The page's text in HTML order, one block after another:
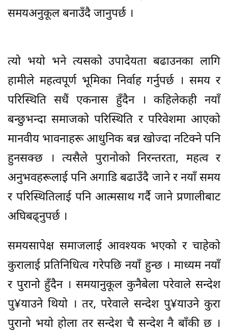
समयअनुकूल बनाउँदै जानुपर्छ ।
त्यो भयो भने त्यसको उपादेयता बढाउनका लागि
हामीले महत्वपूर्ण भूमिका निर्वाह गर्नुपर्छ । समय र
परिस्थिति सधैं एकनास हुँदैन । कहिलेकही नयाँ
बन्छुभन्दा समाजको परिस्थिति र परिवेशमा आएको
मानवीय भावनाहरू आधुनिक बन्न खोज्दा नटिक्ने पनि
हुनसक्छ । त्यसैले पुरानोको निरन्तरता, महत्व र
अनुभवहरूलाई पनि अगाडि बढाउँदै जाने र नयाँ समय
र परिस्थितिलाई पनि आत्मसाथ गर्दै जाने प्रणालीबाट
अघिबढ्नुपर्छ ।
समयसापेक्ष समाजलाई आवश्यक भएको र चाहेको
कुरालाई प्रतिनिधित्व गरेपछि नयाँ हुन्छ । माध्यम नयाँ
र पुरानो हुँदैन । समयानुकूल कुनैबेला परेवाले सन्देश
पु¥याउने थियो । तर, परेवाले सन्देश पु¥याउने कुरा
पुरानो भयो होला तर सन्देश चै सन्देश नै बाँकी छ ।